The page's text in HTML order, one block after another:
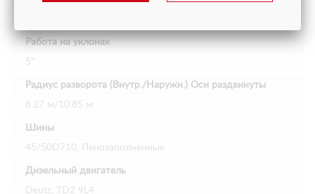
Работа на уклонах
5°
Радиус разворота (Внутр./Наружн.) Оси раздвинуты
8.27 м/10.85 м
Шины
45/50D710, Пенозаполненные
Дизельный двигатель
Deutz, TD2 9L4